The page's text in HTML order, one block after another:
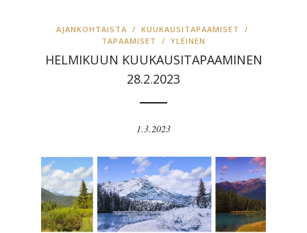
AJANKOHTAISTA / KUUKAUSITAPAAMISET
/
TAPAAMISET
/ YLEINEN
HELMIKUUN KUUKAUSITAPAAMINEN
28.2.2023
1.3.2023